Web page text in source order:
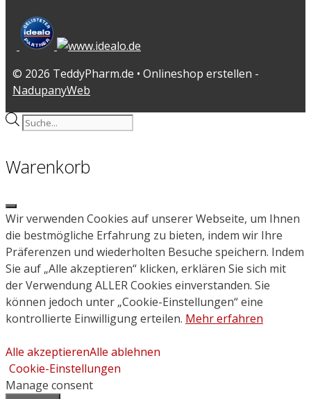
© 2026 TeddyPharm.de • Onlineshop erstellen -
NadupanyWeb
Products
Warenkorb
Close
Wir verwenden Cookies auf unserer Webseite, um Ihnen
die bestmögliche Erfahrung zu bieten, indem wir Ihre
Präferenzen und wiederholten Besuche speichern. Indem
Sie auf „Alle akzeptieren“ klicken, erklären Sie sich mit
der Verwendung ALLER Cookies einverstanden. Sie
können jedoch unter „Cookie-Einstellungen“ eine
kontrollierte Einwilligung erteilen. Mehr erfahren
Alle akzeptierenAlle ablehnen
Cookie-Einstellungen
Manage consent